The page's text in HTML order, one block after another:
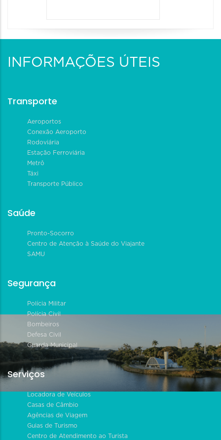
INFORMAÇÕES ÚTEIS
Transporte
Aeroportos
Conexão Aeroporto
Rodoviária
Estação Ferroviária
Metrô
Táxi
Transporte Público
Saúde
Pronto-Socorro
Centro de Atenção à Saúde do Viajante
SAMU
Segurança
Polícia Militar
Polícia Civil
Bombeiros
Defesa Civil
Guarda Municipal
Serviços
Locadora de Veículos
Casas de Câmbio
Agências de Viagem
Guias de Turismo
Centro de Atendimento ao Turista